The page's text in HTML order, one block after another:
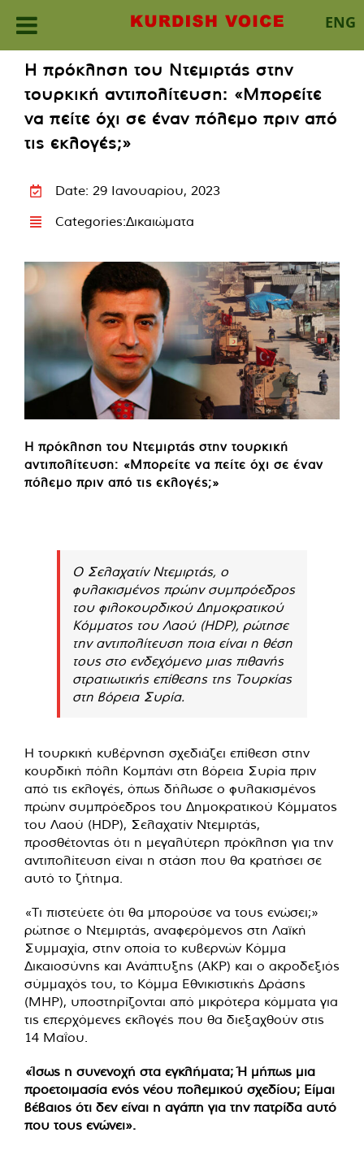
ENG
content
Η πρόκληση του Ντεμιρτάς στην
τουρκική αντιπολίτευση: «Μπορείτε
να πείτε όχι σε έναν πόλεμο πριν από
τις εκλογές;»
Date: 29 Ιανουαρίου, 2023
Categories:Δικαιώματα
Η πρόκληση του Ντεμιρτάς στην τουρκική
αντιπολίτευση: «Μπορείτε να πείτε όχι σε έναν
πόλεμο πριν από τις εκλογές;»
Ο Σελαχατίν Ντεμιρτάς, ο
φυλακισμένος πρώην συμπρόεδρος
του φιλοκουρδικού Δημοκρατικού
Κόμματος του Λαού (HDP), ρώτησε
την αντιπολίτευση ποια είναι η θέση
τους στο ενδεχόμενο μιας πιθανής
στρατιωτικής επίθεσης της Τουρκίας
στη βόρεια Συρία.
Η τουρκική κυβέρνηση σχεδιάζει επίθεση στην
κουρδική πόλη Κομπάνι στη βόρεια Συρία πριν
από τις εκλογές, όπως δήλωσε ο φυλακισμένος
πρώην συμπρόεδρος του Δημοκρατικού Κόμματος
του Λαού (HDP), Σελαχατίν Ντεμιρτάς,
προσθέτοντας ότι η μεγαλύτερη πρόκληση για την
αντιπολίτευση είναι η στάση που θα κρατήσει σε
αυτό το ζήτημα.
«Τι πιστεύετε ότι θα μπορούσε να τους ενώσει;»
ρώτησε ο Ντεμιρτάς, αναφερόμενος στη Λαϊκή
Συμμαχία, στην οποία το κυβερνών Κόμμα
Δικαιοσύνης και Ανάπτυξης (AKP) και ο ακροδεξιός
σύμμαχός του, το Κόμμα Εθνικιστικής Δράσης
(MHP), υποστηρίζονται από μικρότερα κόμματα για
τις επερχόμενες εκλογές που θα διεξαχθούν στις
14 Μαΐου.
«Ίσως η συνενοχή στα εγκλήματα; Ή μήπως μια
προετοιμασία ενός νέου πολεμικού σχεδίου; Είμαι
βέβαιος ότι δεν είναι η αγάπη για την πατρίδα αυτό
που τους ενώνει».